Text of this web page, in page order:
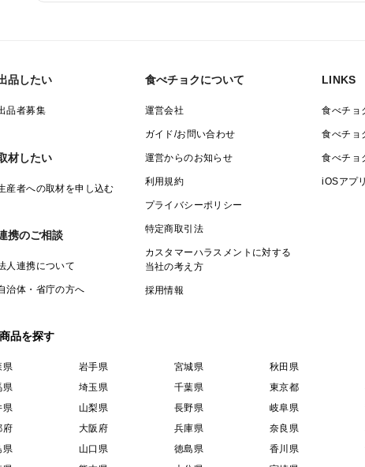
品したい
品者募集
材したい
産者への取材を申し込む
携のご相談
人連携について
治体・省庁の方へ
食べチョクについて
運営会社
ガイド/お問い合わせ
運営からのお知らせ
利用規約
プライバシーポリシー
特定商取引法
カスタマーハラスメントに対する
当社の考え方
採用情報
LINKS
食べチョ
食べチョ
食べチョ
iOSアプリ
品を探す
県 岩手県 宮城県 秋田県
県 埼玉県 千葉県 東京都
県 山梨県 長野県 岐阜県
府 大阪府 兵庫県 奈良県
県 山口県 徳島県 香川県